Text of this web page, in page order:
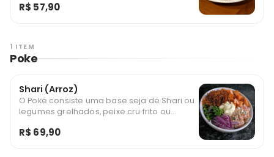
R$ 57,90
1 ITEM
Poke
Shari (Arroz)
O Poke consiste uma base seja de Shari ou
legumes grelhados, peixe cru frito ou
servido como uma refeição de quantidade
R$ 69,90